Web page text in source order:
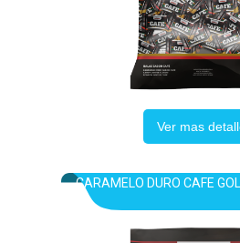
Ver mas
CARAMELO DURO CAFE